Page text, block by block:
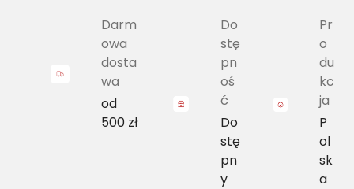
Darm
owa
dosta
wa
od
500 zł
Do
stę
pn
oś
ć
Do
stę
pn
y
Pr
o
du
kc
ja
P
ol
sk
a